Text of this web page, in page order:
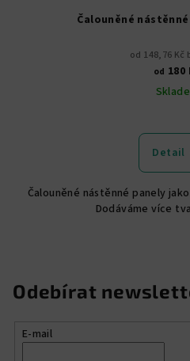
Čalouněné nástěnné
od 148,76 Kč
od 180
Detail
Čalouněné nástěnné panely
Dodáváme více
Odebírat
E-mail